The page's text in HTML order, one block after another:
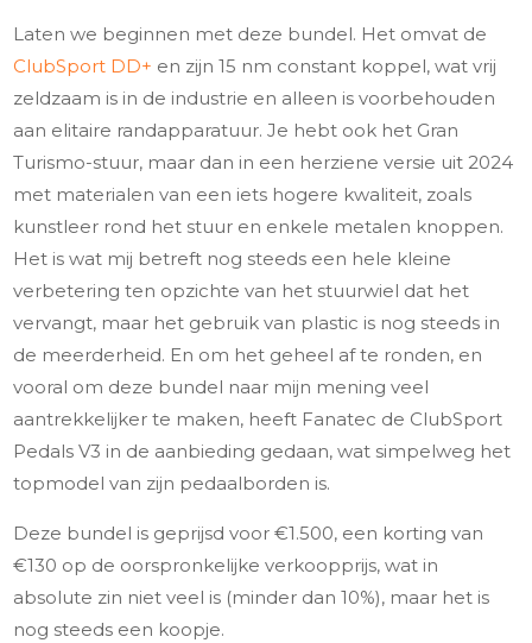
Laten we beginnen met deze bundel. Het omvat de
ClubSport DD+ en zijn 15 nm constant koppel, wat vrij
zeldzaam is in de industrie en alleen is voorbehouden
aan elitaire randapparatuur. Je hebt ook het Gran
Turismo-stuur, maar dan in een herziene versie uit 2024
met materialen van een iets hogere kwaliteit, zoals
kunstleer rond het stuur en enkele metalen knoppen.
Het is wat mij betreft nog steeds een hele kleine
verbetering ten opzichte van het stuurwiel dat het
vervangt, maar het gebruik van plastic is nog steeds in
de meerderheid. En om het geheel af te ronden, en
vooral om deze bundel naar mijn mening veel
aantrekkelijker te maken, heeft Fanatec de ClubSport
Pedals V3 in de aanbieding gedaan, wat simpelweg het
topmodel van zijn pedaalborden is.
Deze bundel is geprijsd voor €1.500, een korting van
€130 op de oorspronkelijke verkoopprijs, wat in
absolute zin niet veel is (minder dan 10%), maar het is
nog steeds een koopje.